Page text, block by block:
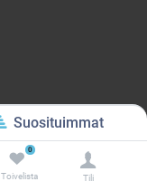
Suosituimmat
0
Toivelista Tili